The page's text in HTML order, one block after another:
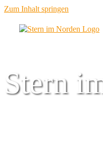
Zum Inhalt springen
Stern